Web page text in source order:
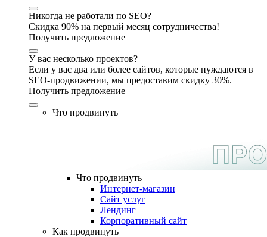
Никогда не работали по SEO?
Скидка 90% на первый месяц сотрудничества!
Получить предложение
У вас несколько проектов?
Если у вас два или более сайтов, которые нуждаются в
SEO-продвижении, мы предоставим скидку 30%.
Получить предложение
Что продвинуть
Что продвинуть
Интернет-магазин
Сайт услуг
Лендинг
Корпоративный сайт
Как продвинуть